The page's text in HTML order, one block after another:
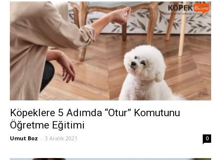
Köpeklere 5 Adımda “Otur” Komutunu
Öğretme Eğitimi
Umut Boz - 3 Aralık 2021 0